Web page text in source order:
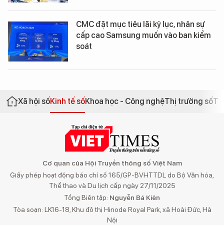
CMC đặt mục tiêu lãi kỷ lục, nhân sự
cấp cao Samsung muốn vào ban kiểm
soát
Xã hội sốKinh tế sốKhoa học - Công nghệThị trường số
Cơ quan của Hội Truyền thông số Việt Nam
Giấy phép hoạt động báo chí số 165/GP-BVHTTDL do Bộ Văn hóa,
Thể thao và Du lịch cấp ngày 27/11/2025
Tổng Biên tập: Nguyễn Bá Kiên
Tòa soạn: LK16-18, Khu đô thị Hinode Royal Park, xã Hoài Đức, Hà
Nội